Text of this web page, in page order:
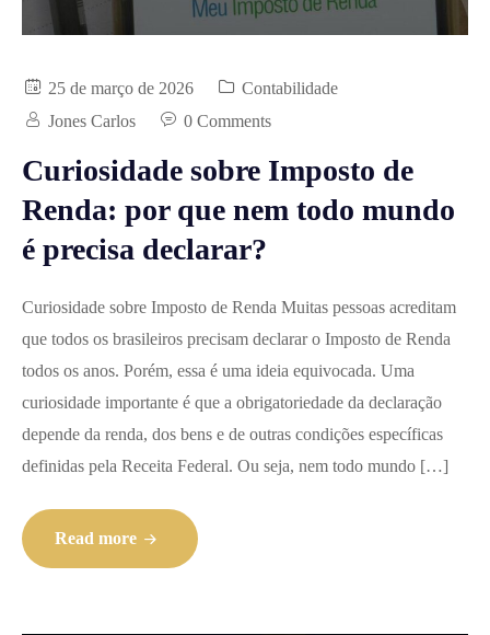
25 de março de 2026
Contabilidade
Jones Carlos
0 Comments
Curiosidade sobre Imposto de
Renda: por que nem todo mundo
é precisa declarar?
Curiosidade sobre Imposto de Renda Muitas pessoas acreditam
que todos os brasileiros precisam declarar o Imposto de Renda
todos os anos. Porém, essa é uma ideia equivocada. Uma
curiosidade importante é que a obrigatoriedade da declaração
depende da renda, dos bens e de outras condições específicas
definidas pela Receita Federal. Ou seja, nem todo mundo […]
Read more